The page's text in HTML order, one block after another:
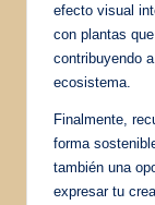
efecto visual
con plantas
contribuyendo
ecosistema.
Finalmente,
forma
también una
expresar tu